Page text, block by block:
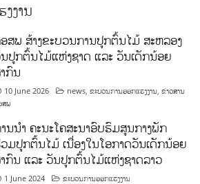
ງານ
ສພ ສ້າງຂະບວນການປູກຕົ້ນໄມ້ ສະຫລອງ
ປູກຕົ້ນໄມ້ແຫ່ງຊາດ ແລະ ວັນເດັກນ້ອຍ
ກົນ
10 June 2026 news,ຂະບວນການອອກແຮງງານ,ຂ່າວສານ
ສພ
ນນໍາ ຄະນະໂຄສະນາອົບຮົມສູນກາງພັກ
ມປູກຕົ້ນໄມ້ ເນື່ອງໃນໂອກາດວັນເດັກນ້ອຍ
ກົນ ແລະ ວັນປູກຕົ້ນໄມ້ແຫ່ງຊາດລາວ
1 June 2024 ຂະບວນການອອກແຮງງານ